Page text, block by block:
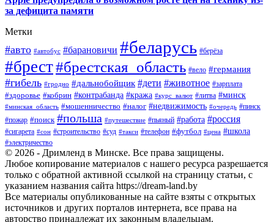
за дефицита памяти
Метки
#авто #автобус #барановичи #беларусь #берёза
#брест#брестская_область #вело #германия
#гибель #гродно #дальнобойщик #дети #животное #зарплата
#здоровье #кобрин #контрабанда #кража #курс_валют #литва #минск
#минская_область #мошенничество #налог #недвижимость #очередь #пинск
#пожар #поиск #польша #путешествие #пьяный #работа #россия
#сигарета #сон #строительство #суд #такси #телефон #футбол #цена #школа
#электричество
© 2026 - Дримленд в Минске. Все права защищены.
Любое копирование материалов с нашего ресурса разрешается
только с обратной активной ссылкой на страницу статьи, с
указанием названия сайта https://dream-land.by
Все материалы опубликованные на сайте взяты с открытых
источников и других порталов интернета, все права на
авторство принадлежат их законным владельцам.